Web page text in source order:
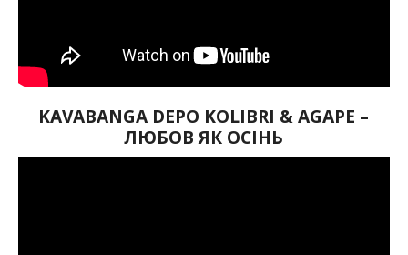
KAVABANGA DEPO KOLIBRI & AGAPE –
ЛЮБОВ ЯК ОСІНЬ